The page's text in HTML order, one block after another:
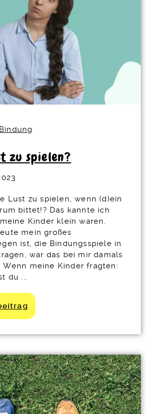
Bindung
zu spielen?
Lust zu spielen, wenn (d)ein
bittet!? Das kannte ich
Kinder klein waren.
mein großes
ist, die Bindungsspiele in
war das bei mir damals
Wenn meine Kinder fragten:
du ...